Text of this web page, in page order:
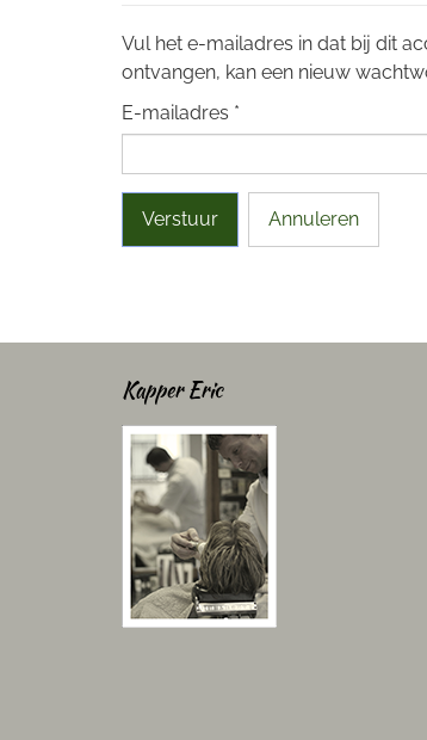
Vul het e-mailadres in dat bij dit
ontvangen, kan een nieuw
E-mailadres *
Verstuur Annuleren
Kapper Eric